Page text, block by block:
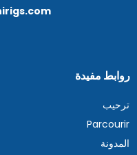
روابط مفيدة
ترحيب
Parcourir
المدونة